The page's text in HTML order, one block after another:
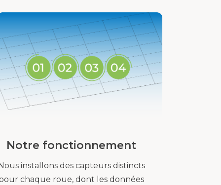
Notre fonctionnement
installons des capteurs distincts
chaque roue, dont les données